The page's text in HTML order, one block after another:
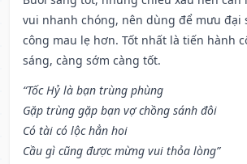
vui nhanh chóng, nên dùng để mưu đại
công mau lẹ hơn. Tốt nhất là tiến hành
sáng, càng sớm càng tốt.
“Tốc Hỷ là bạn trùng phùng
Gặp trùng gặp bạn vợ chồng sánh đôi
Có tài có lộc hẳn hoi
Cầu gì cũng được mừng vui thỏa lòng”